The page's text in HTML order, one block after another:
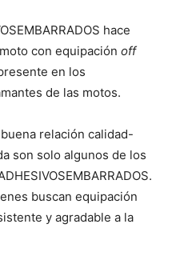
hace
con equipación off
en los
de las motos.
relación calidad-
son solo algunos de los
buscan equipación
y agradable a la